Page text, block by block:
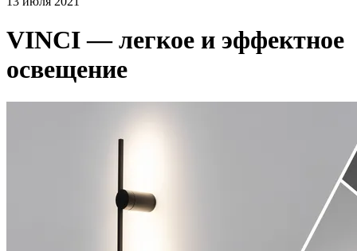
VINCI — легкое и эффектное
освещение